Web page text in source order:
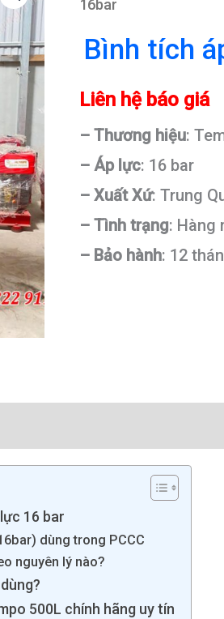
16bar
Bình tích
Liên hệ báo giá
– Thương hiệu:
– Áp lực: 16 bar
– Xuất Xứ: Trung
– Tình trạng: Hàng
– Bảo hành: 12
16 bar
dùng trong PCCC
nguyên lý nào?
500L chính hãng uy tín